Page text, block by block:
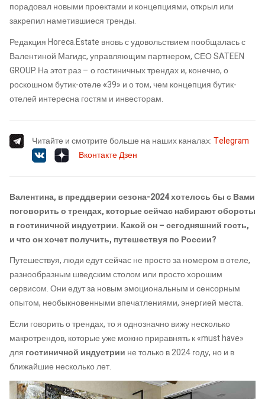
порадовал новыми проектами и концепциями, открыл или
закрепил наметившиеся тренды.
Редакция Horeca.Estate вновь с удовольствием пообщалась с
Валентиной Магидс, управляющим партнером, СЕО SATEEN
GROUP. На этот раз – о гостиничных трендах и, конечно, о
роскошном бутик-отеле«39» и о том, чем концепция бутик-
отелей интересна гостям и инвесторам.
Читайте и смотрите больше на наших каналах:Telegram
ВконтактеДзен
Валентина, в преддверии сезона-2024 хотелось бы с Вами
поговорить о трендах, которые сейчас набирают обороты
в гостиничной индустрии. Какой он – сегодняшний гость,
и что он хочет получить, путешествуя по России?
Путешествуя, люди едут сейчас не просто за номером в отеле,
разнообразным шведским столом или просто хорошим
сервисом. Они едут за новым эмоциональным и сенсорным
опытом, необыкновенными впечатлениями, энергией места.
Если говорить о трендах, то я однозначно вижу несколько
макротрендов, которые уже можно приравнять к «must have»
для гостиничной индустрии не только в 2024 году, но и в
ближайшие несколько лет.